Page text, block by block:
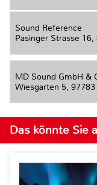
Sound Reference
Pasinger Strasse 16,
MD Sound GmbH &
Wiesgarten 5, 97783
Das könnte Sie